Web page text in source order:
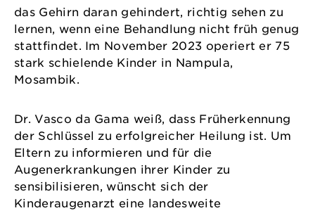
das Gehirn daran gehindert, richtig sehen zu
lernen, wenn eine Behandlung nicht früh genug
stattfindet. Im November 2023 operiert er 75
stark schielende Kinder in Nampula,
Mosambik.
Dr. Vasco da Gama weiß, dass Früherkennung
der Schlüssel zu erfolgreicher Heilung ist. Um
Eltern zu informieren und für die
Augenerkrankungen ihrer Kinder zu
sensibilisieren, wünscht sich der
Kinderaugenarzt eine landesweite